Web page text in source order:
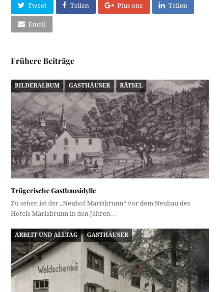
Tweet Teilen Plus one Teilen
Email
Frühere Beiträge
BILDERALBUM GASTHÄUSER RÄTSEL
Trügerische Gasthausidylle
Zu sehen ist der „Neuhof Mariabrunn“ vor dem Neubau des
Hotels Mariabrunn in den Jahren…
ARBEIT UND ALLTAG GASTHÄUSER